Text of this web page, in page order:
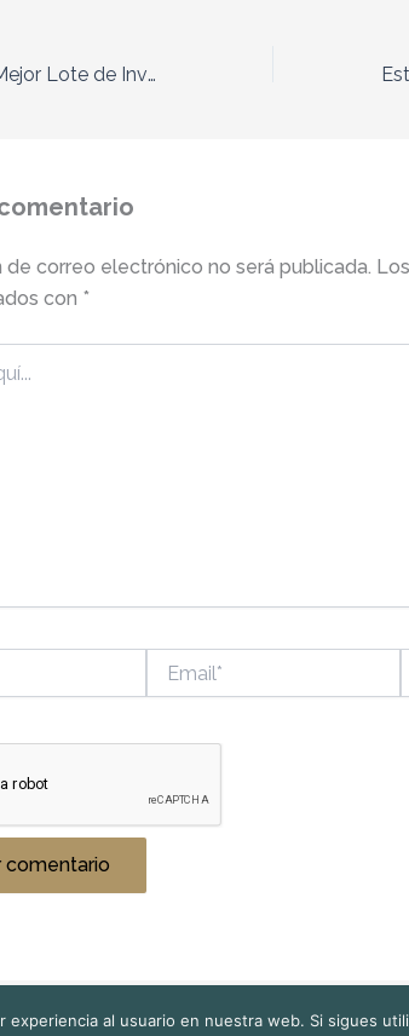
¿Cómo Elegir el Mejor Lote de Inversión en Tulum?
de correo electrónico no será publicada.
con *
experiencia al usuario en nuestra web. Si sigues